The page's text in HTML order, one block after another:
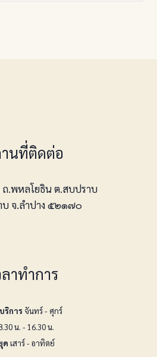
นที่ติดต่อ
.พหลโยธิน ต.สบปราบ
บ จ.ลำปาง ๕๒๑๗๐
ลาทำการ
ริการ จันทร์ - ศุกร์
น. - 16.30 น.
ด เสาร์ - อาทิตย์